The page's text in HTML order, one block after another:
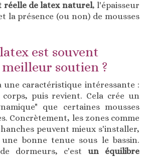
réelle de latex naturel, l'épaisseur
la présence (ou non) de mousses
est souvent
meilleur soutien ?
caractéristique intéressante :
corps, puis revient. Cela crée un
que certaines mousses
Concrètement, les zones comme
peuvent mieux s'installer,
bonne tenue sous le bassin.
dormeurs, c'est un équilibre